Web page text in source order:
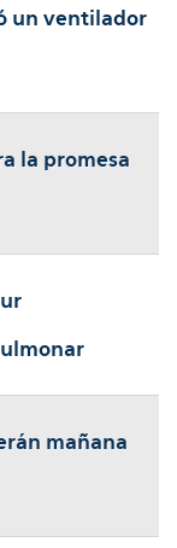
un ventilador
la promesa
mañana